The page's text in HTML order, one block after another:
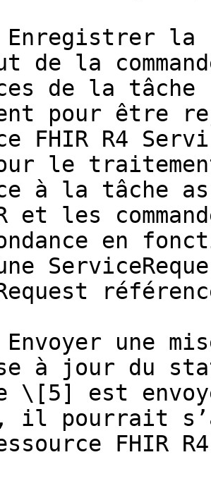
la
de la
de la tâche
pour être
FHIR R4
le traitement
à la tâche
et les
en
une
à jour du
\[5] est
il pourrait
FHIR